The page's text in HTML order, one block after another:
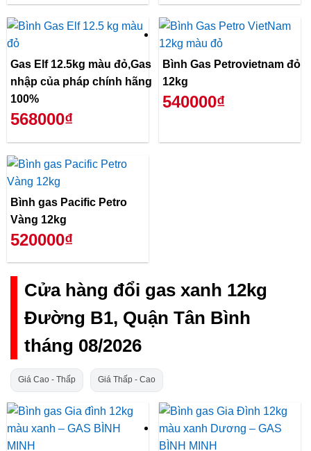
Gas Elf 12.5kg màu đỏ,Gas
nhập của pháp chính hãng
100%
568000₫
Bình Gas Petrovietnam đỏ
12kg
540000₫
Bình gas Pacific Petro
Vàng 12kg
520000₫
Cửa hàng đổi gas xanh 12kg
Đường B1, Quận Tân Bình
tháng 08/2026
Giá Cao - Thấp Giá Thấp - Cao